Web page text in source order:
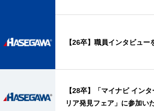
【26卒】職員インタビュー
【28卒】「マイナビ イン
リア発見フェア」に参加い